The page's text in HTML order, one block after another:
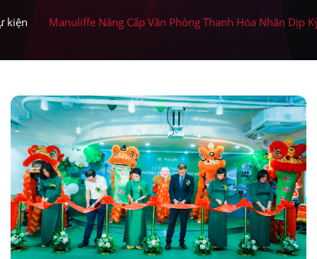
kiện Manuliffe Nâng Cấp Văn Phòng Thanh Hóa Nhân Dịp